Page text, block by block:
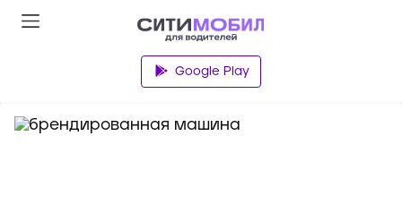
Google Play